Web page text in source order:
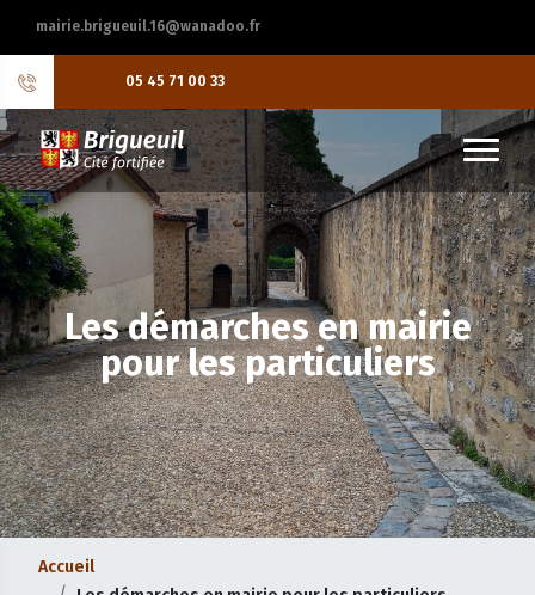
mairie.brigueuil.16@wanadoo.fr
05 45 71 00 33
Les démarches en mairie
pour les particuliers
Accueil